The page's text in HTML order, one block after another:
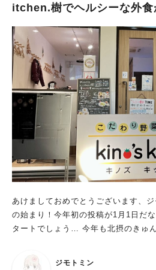
itchen.樹でヘルシーな外食
あけましておめでとうございます、
の始まり！今年初の投稿が1月1日だ
タートでしょう… 今年も北摂のきゅん！をお届けすべく、学生
お願いいたします
ジモトミン